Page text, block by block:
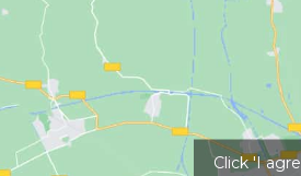
Kattints
Click 'I